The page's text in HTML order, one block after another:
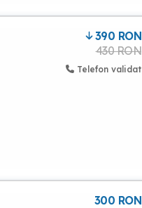
390 RON
430 RON
Telefon validat
300 RON